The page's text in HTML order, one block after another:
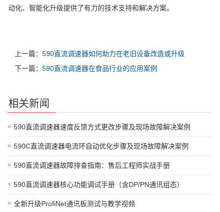
动化、智能化升级提供了有力的技术支持和解决方案。
上一篇： 590直流调速器如何助力在老旧设备改造或升级
下一篇： 590直流调速器在食品行业的应用案例
相关新闻
590直流调速器速度反馈方式更改步骤及现场故障解决案例
590C直流调速器电流环自动优化步骤及现场故障解决案例
590直流调速器故障排查指南：售后工程师实战手册
590直流调速器核心功能调试手册（含DP/PN通讯组态）
全新升级ProfiNet通讯板测试与教学视频